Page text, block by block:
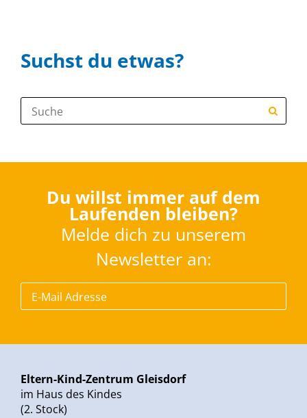
Suchst du etwas?
Suche:
Du willst immer auf dem
Laufenden bleiben?
Melde dich zu unserem
Newsletter an:
Eltern-Kind-Zentrum Gleisdorf
im Haus des Kindes
(2. Stock)